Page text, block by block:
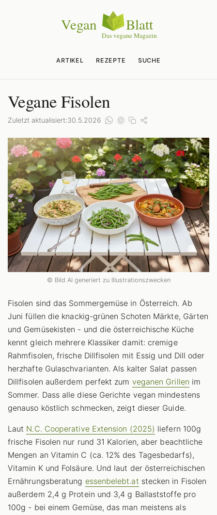
ARTIKEL REZEPTE SUCHE
Vegane Fisolen
Zuletzt aktualisiert:30.5.2026
© Bild AI generiert zu Illustrationszwecken
Fisolen sind das Sommergemüse in Österreich. Ab
Juni füllen die knackig-grünen Schoten Märkte, Gärten
und Gemüsekisten - und die österreichische Küche
kennt gleich mehrere Klassiker damit: cremige
Rahmfisolen, frische Dillfisolen mit Essig und Dill oder
herzhafte Gulaschvarianten. Als kalter Salat passen
Dillfisolen außerdem perfekt zum veganen Grillen im
Sommer. Dass alle diese Gerichte vegan mindestens
genauso köstlich schmecken, zeigt dieser Guide.
Laut N.C. Cooperative Extension (2025) liefern 100g
frische Fisolen nur rund 31 Kalorien, aber beachtliche
Mengen an Vitamin C (ca. 12% des Tagesbedarfs),
Vitamin K und Folsäure. Und laut der österreichischen
Ernährungsberatung essenbelebt.at stecken in Fisolen
außerdem 2,4 g Protein und 3,4 g Ballaststoffe pro
100g - bei einem Gemüse, das man meistens als